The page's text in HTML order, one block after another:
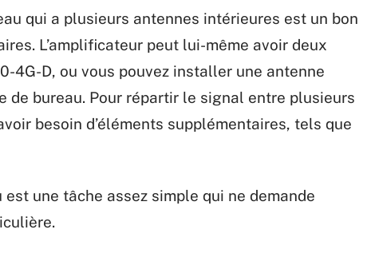
qui a plusieurs antennes intérieures est un bon
L’amplificateur peut lui-même avoir deux
4G-D, ou vous pouvez installer une antenne
de bureau. Pour répartir le signal entre plusieurs
besoin d’éléments supplémentaires, tels que
une tâche assez simple qui ne demande